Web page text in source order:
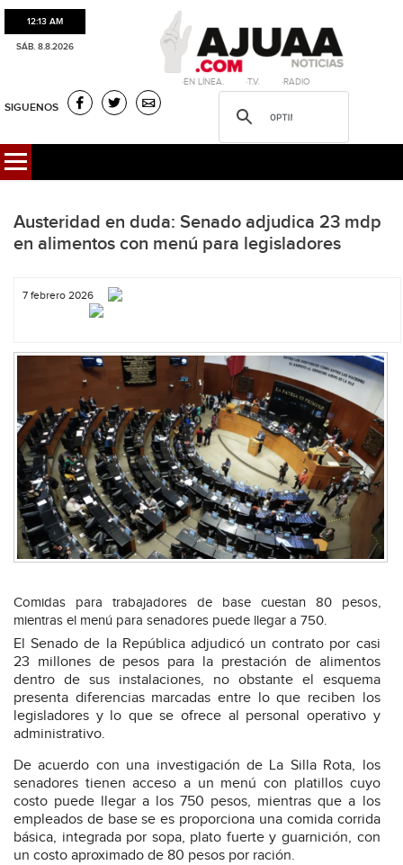
12:13 AM
SÁB. 8.8.2026
·EN LÍNEA. ·T.V. ·RADIO
SIGUENOS
Austeridad en duda: Senado adjudica 23 mdp
en alimentos con menú para legisladores
7 febrero 2026
Comidas para trabajadores de base cuestan 80 pesos,
mientras el menú para senadores puede llegar a 750.
El Senado de la República adjudicó un contrato por casi
23 millones de pesos para la prestación de alimentos
dentro de sus instalaciones, no obstante el esquema
presenta diferencias marcadas entre lo que reciben los
legisladores y lo que se ofrece al personal operativo y
administrativo.
De acuerdo con una investigación de La Silla Rota, los
senadores tienen acceso a un menú con platillos cuyo
costo puede llegar a los 750 pesos, mientras que a los
empleados de base se es proporciona una comida corrida
básica, integrada por sopa, plato fuerte y guarnición, con
un costo aproximado de 80 pesos por ración.